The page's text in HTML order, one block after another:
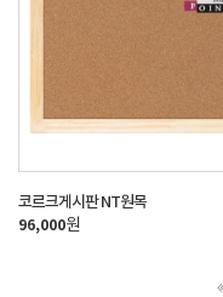
코르크게시판 NT원목
96,000원